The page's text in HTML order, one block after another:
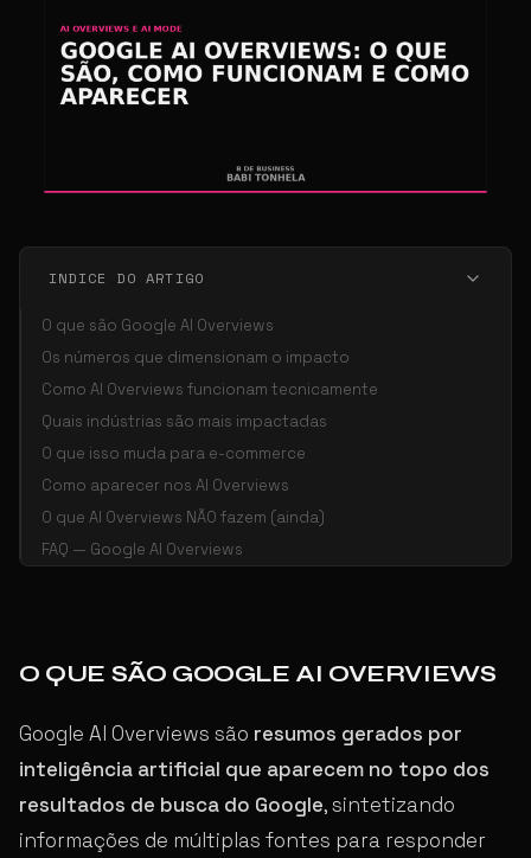
INDICE DO ARTIGO
O que são Google AI Overviews
Os números que dimensionam o impacto
Como AI Overviews funcionam tecnicamente
Quais indústrias são mais impactadas
O que isso muda para e-commerce
Como aparecer nos AI Overviews
O que AI Overviews NÃO fazem (ainda)
FAQ — Google AI Overviews
O QUE SÃO GOOGLE AI OVERVIEWS
Google AI Overviews são resumos gerados por
inteligência artificial que aparecem no topo dos
resultados de busca do Google, sintetizando
informações de múltiplas fontes para responder